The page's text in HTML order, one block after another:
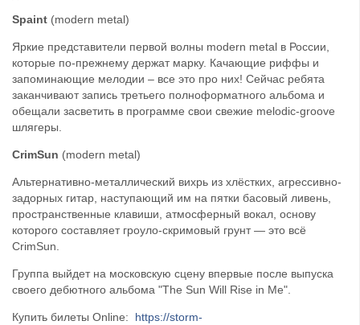
Spaint (modern metal)
Яркие представители первой волны modern metal в России,
которые по-прежнему держат марку. Качающие риффы и
запоминающие мелодии – все это про них! Сейчас ребята
заканчивают запись третьего полноформатного альбома и
обещали засветить в программе свои свежие melodic-groove
шлягеры.
CrimSun (modern metal)
Альтернативно-металлический вихрь из хлёстких, агрессивно-
задорных гитар, наступающий им на пятки басовый ливень,
пространственные клавиши, атмосферный вокал, основу
которого составляет гроуло-скримовый грунт — это всё
CrimSun.
Группа выйдет на московскую сцену впервые после выпуска
своего дебютного альбома "The Sun Will Rise in Me".
Купить билеты Online: https://storm-